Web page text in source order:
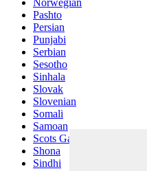
Norwegian
Pashto
Persian
Punjabi
Serbian
Sesotho
Sinhala
Slovak
Slovenian
Somali
Samoan
Scots Gaelic
Shona
Sindhi